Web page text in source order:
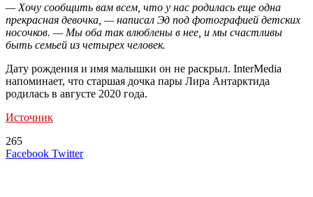
— Хочу сообщить вам всем, что у нас родилась еще одна
прекрасная девочка, — написал Эд под фотографией детских
носочков. — Мы оба так влюблены в нее, и мы счастливы
быть семьей из четырех человек.
Дату рождения и имя малышки он не раскрыл. InterMedia
напоминает, что старшая дочка пары Лира Антарктида
родилась в августе 2020 года.
Источник
265
Facebook TwitterLinkedIn
Tumblr
Reddit
Вконтакте
Одноклассники
Skype
Messenger
Messenger
WhatsApp
Telegram
Viber
Line
Поделиться
Печатать